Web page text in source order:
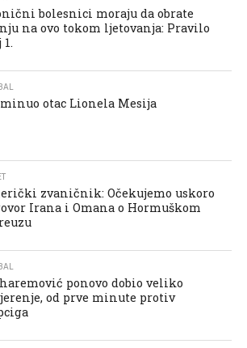
bolesnici moraju da obrate
na ovo tokom ljetovanja: Pravilo
otac Lionela Mesija
zvaničnik: Očekujemo uskoro
Irana i Omana o Hormuškom
ponovo dobio veliko
od prve minute protiv